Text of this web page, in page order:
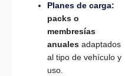
Planes de carga:
packs o
membresías
anuales adaptados
al tipo de vehículo y
uso.